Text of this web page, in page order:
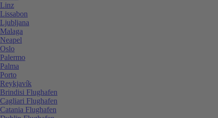
Linz
Lissabon
Ljubljana
Malaga
Neapel
Oslo
Palermo
Palma
Porto
Reykjavík
Brindisi Flughafen
Cagliari Flughafen
Catania Flughafen